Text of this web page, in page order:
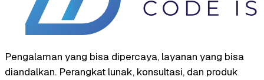
Pengalaman yang bisa dipercaya, layanan yang bisa
diandalkan. Perangkat lunak, konsultasi, dan produk